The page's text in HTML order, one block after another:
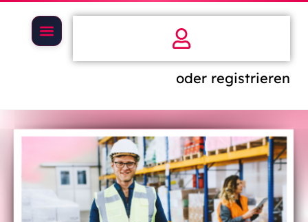
oder registrieren